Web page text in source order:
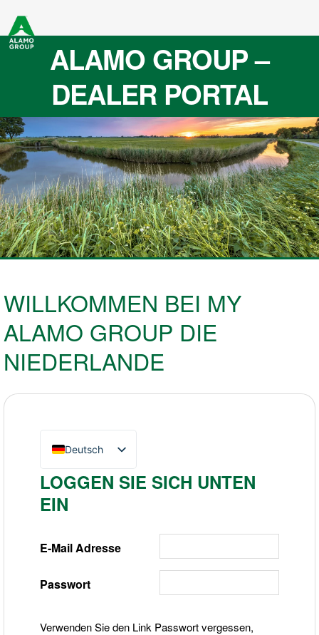
ALAMO GROUP –
DEALER PORTAL
WILLKOMMEN BEI MY
ALAMO GROUP DIE
NIEDERLANDE
Deutsch
English (UK)
Nederlands
LOGGEN SIE SICH UNTEN
EIN
E-Mail Adresse
Passwort
Verwenden Sie den Link Passwort vergessen,